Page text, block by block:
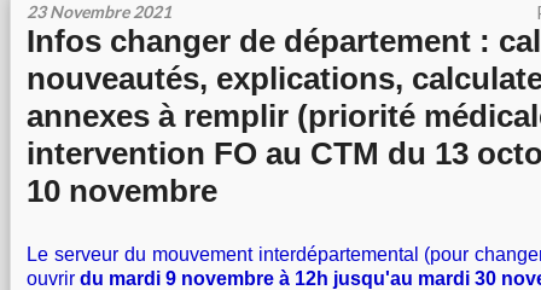
23 Novembre 2021
Infos changer de département :
nouveautés, explications,
annexes à remplir (priorité
intervention FO au CTM du 13
10 novembre
Le serveur du mouvement interdépartemental (pour
ouvrir du mardi 9 novembre à 12h jusqu'au mardi 30